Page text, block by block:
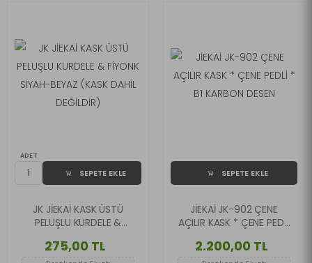
ADET
SEPETE EKLE
JK JİEKAİ KASK ÜSTÜ
PELUŞLU KURDELE &
(KASK DAHİL DEĞİLDİR)
275,00 TL
SEPETE EKLE
JİEKAİ JK-902 ÇENE
AÇILIR KASK * ÇENE PEDLİ
2.200,00 TL